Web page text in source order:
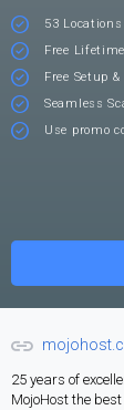
53
Free
Free Setup
Seamless
Use promo
25 years of
MojoHost the